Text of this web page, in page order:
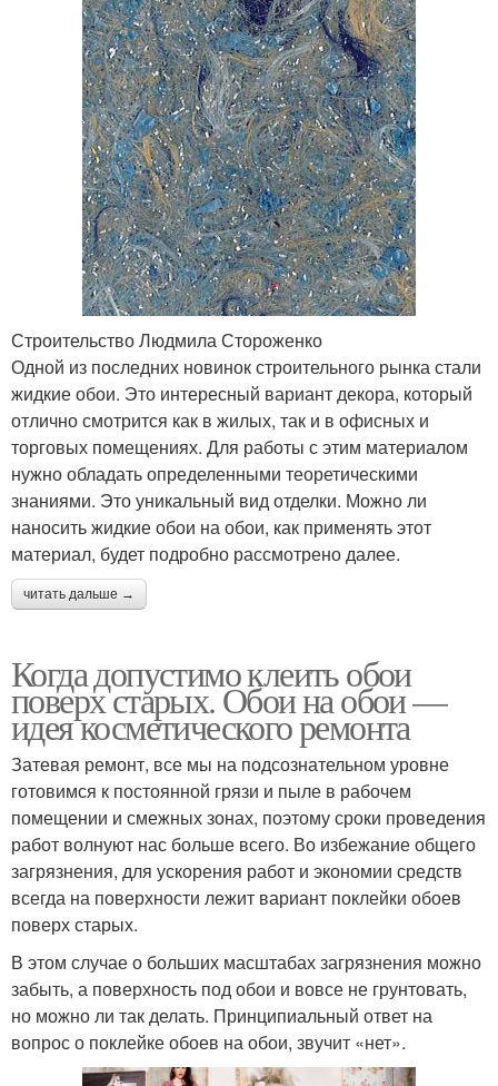
Строительство Людмила Стороженко
Одной из последних новинок строительного рынка стали
жидкие обои. Это интересный вариант декора, который
отлично смотрится как в жилых, так и в офисных и
торговых помещениях. Для работы с этим материалом
нужно обладать определенными теоретическими
знаниями. Это уникальный вид отделки. Можно ли
наносить жидкие обои на обои, как применять этот
материал, будет подробно рассмотрено далее.
читать дальше →
Когда допустимо клеить обои
поверх старых. Обои на обои —
идея косметического ремонта
Затевая ремонт, все мы на подсознательном уровне
готовимся к постоянной грязи и пыле в рабочем
помещении и смежных зонах, поэтому сроки проведения
работ волнуют нас больше всего. Во избежание общего
загрязнения, для ускорения работ и экономии средств
всегда на поверхности лежит вариант поклейки обоев
поверх старых.
В этом случае о больших масштабах загрязнения можно
забыть, а поверхность под обои и вовсе не грунтовать,
но можно ли так делать. Принципиальный ответ на
вопрос о поклейке обоев на обои, звучит «нет».